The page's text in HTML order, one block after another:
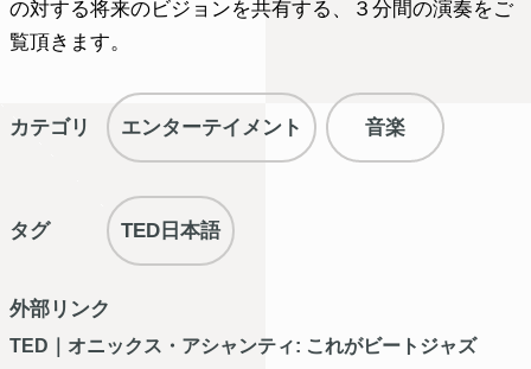
の対する将来のビジョンを共有する、３分間の演奏をご
覧頂きます。
カテゴリ エンターテイメント 音楽
タグ TED日本語
外部リンク
TED｜オニックス・アシャンティ: これがビートジャズ